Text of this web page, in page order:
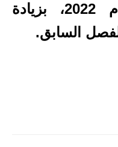
للفصل الأول من عام 2022، بزيادة
السابق.